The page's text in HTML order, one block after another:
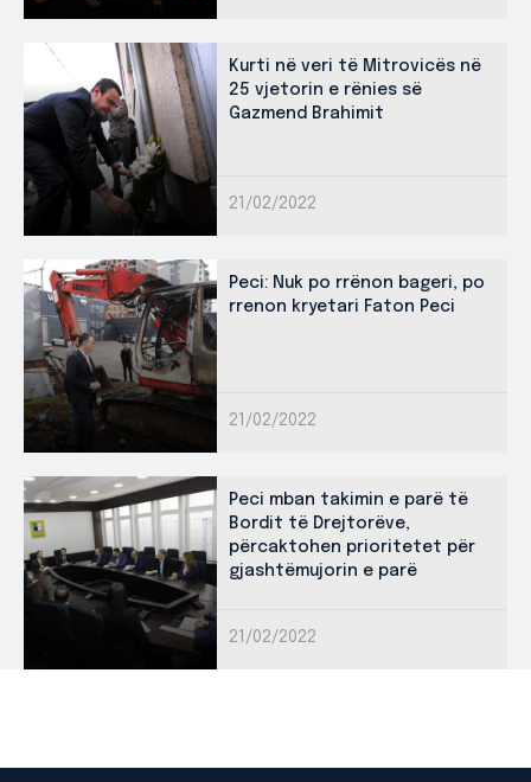
Kurti në veri të Mitrovicës në
25 vjetorin e rënies së
Gazmend Brahimit
21/02/2022
Peci: Nuk po rrënon bageri, po
rrenon kryetari Faton Peci
21/02/2022
Peci mban takimin e parë të
Bordit të Drejtorëve,
përcaktohen prioritetet për
gjashtëmujorin e parë
21/02/2022